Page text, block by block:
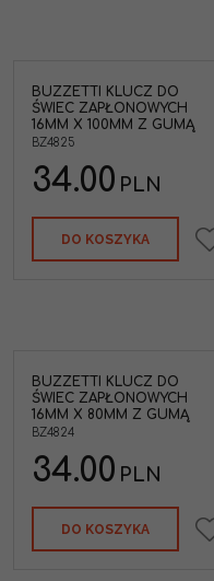
BUZZETTI KLUCZ DO
ŚWIEC ZAPŁONOWYCH
16MM X 100MM Z GUMĄ
BZ4825
34.00 PLN
DO KOSZYKA
BUZZETTI KLUCZ DO
ŚWIEC ZAPŁONOWYCH
16MM X 80MM Z GUMĄ
BZ4824
34.00 PLN
DO KOSZYKA